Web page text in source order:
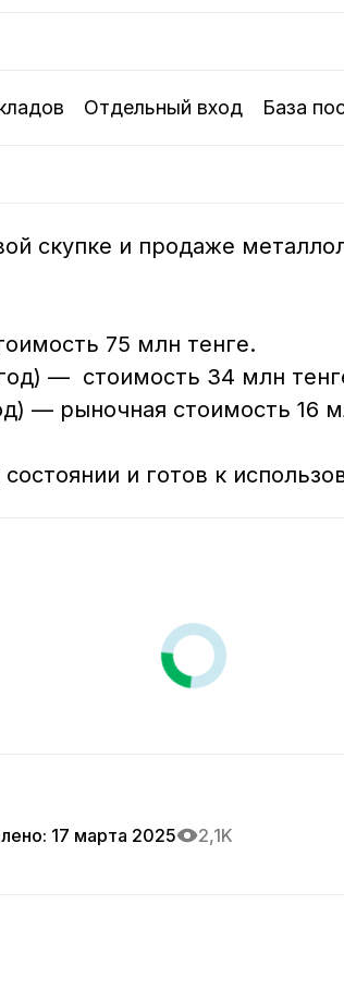
Отдельный вход База
скупке и продаже
75 млн тенге.
—  стоимость 34 млн
— рыночная стоимость 16
и готов к
: 17 марта 2025
2,1K